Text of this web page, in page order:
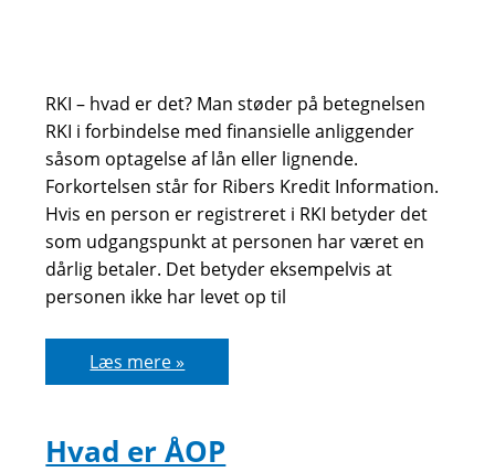
RKI – hvad er det? Man støder på betegnelsen
RKI i forbindelse med finansielle anliggender
såsom optagelse af lån eller lignende.
Forkortelsen står for Ribers Kredit Information.
Hvis en person er registreret i RKI betyder det
som udgangspunkt at personen har været en
dårlig betaler. Det betyder eksempelvis at
personen ikke har levet op til
RKI
Læs mere »
Hvad er ÅOP